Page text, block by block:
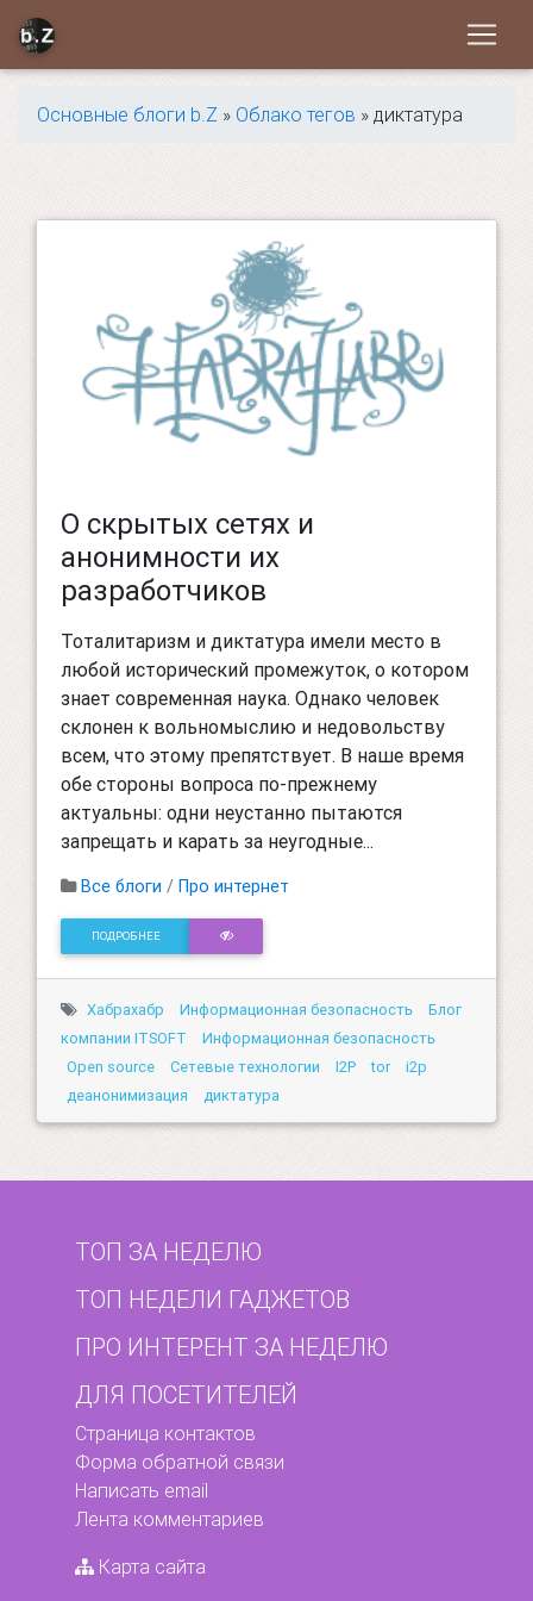
Основные блоги b.Z » Облако тегов » диктатура
О скрытых сетях и
анонимности их
разработчиков
Тоталитаризм и диктатура имели место в
любой исторический промежуток, о котором
знает современная наука. Однако человек
склонен к вольномыслию и недовольству
всем, что этому препятствует. В наше время
обе стороны вопроса по-прежнему
актуальны: одни неустанно пытаются
запрещать и карать за неугодные...
Все блоги / Про интернет
ПОДРОБНЕЕ
Хабрахабр Информационная безопасность
Блог
компании ITSOFT
Информационная безопасность
Open source
Сетевые технологии I2P tor
i2p
деанонимизация
диктатура
ТОП ЗА НЕДЕЛЮ
ТОП НЕДЕЛИ ГАДЖЕТОВ
ПРО ИНТЕРЕНТ ЗА НЕДЕЛЮ
ДЛЯ ПОСЕТИТЕЛЕЙ
Страница контактов
Форма обратной связи
Написать email
Лента комментариев
Карта сайта